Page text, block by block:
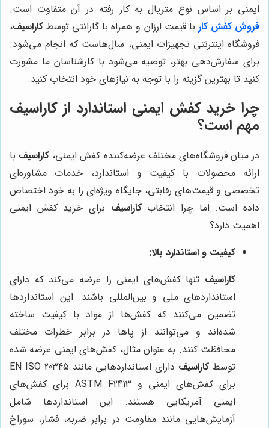
ایمنی بر اساس نوع متریال به کار رفته در آن متفاوت است.
فروش کفش کار با قیمت ارزان و همراه با گارانتی توسط کاراسیف،
فروشگاه اینترنتی تجهیزات ایمنی، سال‌هاست که انجام می‌شود.
برای سفارش‌دهی بهتر، توصیه می‌شود با کارشناسان ما مشورت
کنید تا بهترین گزینه را با توجه به نیازهای خود انتخاب کنید.
چرا خرید کفش ایمنی استاندارد از کاراسیف
مهم است؟
در میان فروشگاه‌های مختلف عرضه‌کننده کفش ایمنی، کاراسیف با
ارائه محصولات با کیفیت و استاندارد، خدمات مشاوره‌ای
تخصصی و قیمت‌های رقابتی، جایگاه ویژه‌ای را به خود اختصاص
داده است. اما چرا انتخابکاراسیف برای خرید کفش ایمنی
اهمیت دارد؟
کیفیت و استاندارد بالا:
کاراسیف تنها کفش‌های ایمنی را عرضه می‌کند که دارای
استانداردهای ملی و بین‌المللی باشند. این استانداردها
تضمین می‌کنند که کفش‌ها از مواد با کیفیت ساخته
شده‌اند و می‌توانند از پاها در برابر خطرات مختلف
محافظت کنند. به عنوان مثال، کفش‌های ایمنی عرضه شده
توسط کاراسیف
دارای استانداردهایی مانند EN ISO 20345
برای کفش‌های ایمنی و ASTM F2413 برای کفش‌های
ایمنی آمریکایی هستند. این استانداردها شامل
آزمایش‌هایی مانند مقاومت در برابر ضربه، فشار، سوراخ